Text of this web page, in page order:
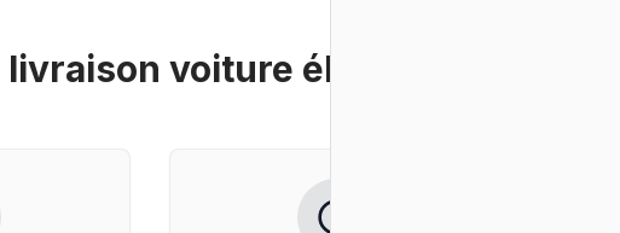
livraison voiture électrique